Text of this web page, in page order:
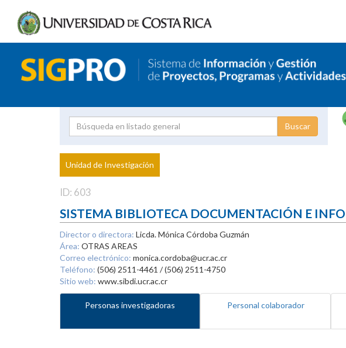
Proyecto
Investigador
Unidad de Investigación
ID: 603
SISTEMA BIBLIOTECA DOCUMENTACIÓN E
Director o directora: Licda. Mónica Córdoba Guzmán
Área: OTRAS AREAS
Correo electrónico: monica.cordoba@ucr.ac.cr
Teléfono: (506) 2511-4461 / (506) 2511-4750
Sitio web: www.sibdi.ucr.ac.cr
Personas investigadoras Personal colaborador